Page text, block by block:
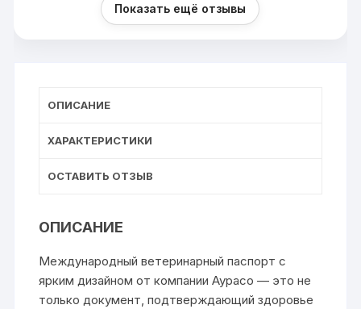
Показать ещё отзывы
ОПИСАНИЕ
ХАРАКТЕРИСТИКИ
ОСТАВИТЬ ОТЗЫВ
ОПИСАНИЕ
Международный ветеринарный паспорт с
ярким дизайном от компании Аурасо — это не
только документ, подтверждающий здоровье